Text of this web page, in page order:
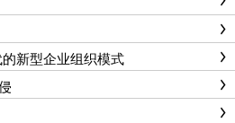
新型企业组织模式